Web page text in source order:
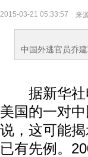
2015-03-21 05:33:57 来
中国外逃官员乔
据新华社电
美国的一对
说，这可能
已有先例。